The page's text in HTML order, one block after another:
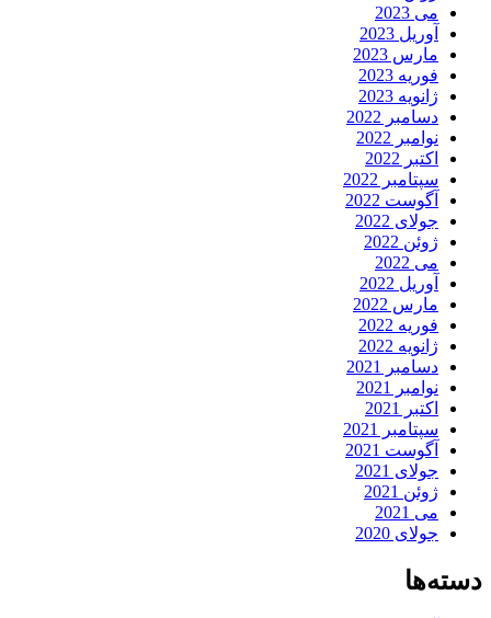
می 2023
آوریل 2023
مارس 2023
فوریه 2023
ژانویه 2023
دسامبر 2022
نوامبر 2022
اکتبر 2022
سپتامبر 2022
آگوست 2022
جولای 2022
ژوئن 2022
می 2022
آوریل 2022
مارس 2022
فوریه 2022
ژانویه 2022
دسامبر 2021
نوامبر 2021
اکتبر 2021
سپتامبر 2021
آگوست 2021
جولای 2021
ژوئن 2021
می 2021
جولای 2020
دسته‌ها